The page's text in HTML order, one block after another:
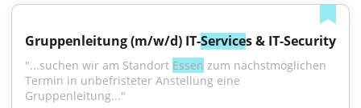
Gruppenleitung (m/w/d) IT-Services & IT-Security
"...suchen wir am Standort Essen zum nächstmöglichen
Termin in unbefristeter Anstellung eine
Gruppenleitung..."